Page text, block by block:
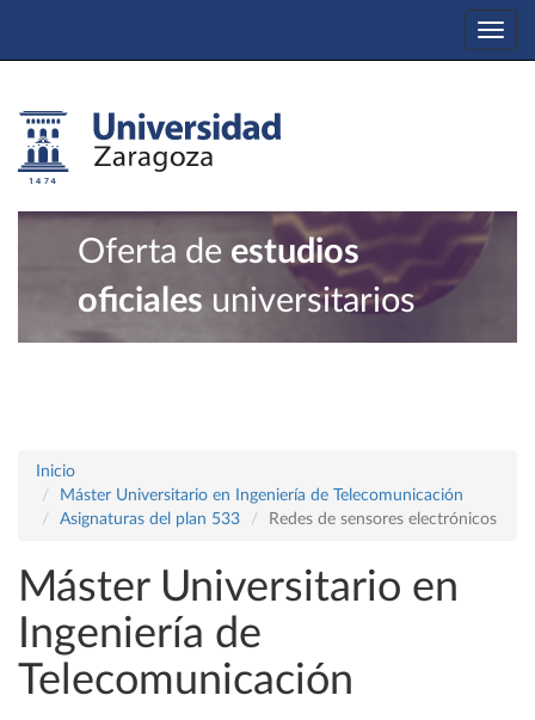
Oferta de estudios
oficiales universitarios
Inicio
Máster Universitario en Ingeniería de Telecomunicación
Asignaturas del plan 533
Redes de sensores electrónicos
Máster Universitario en
Ingeniería de
Telecomunicación